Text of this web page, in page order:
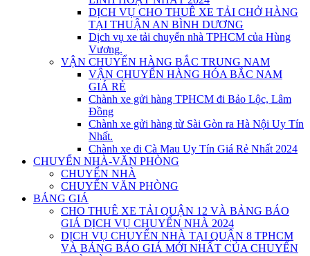
DỊCH VỤ CHO THUÊ XE TẢI CHỞ HÀNG
TẠI THUẬN AN BÌNH DƯƠNG
Dịch vụ xe tải chuyển nhà TPHCM của Hùng
Vương.
VẬN CHUYỂN HÀNG BẮC TRUNG NAM
VẬN CHUYỂN HÀNG HÓA BẮC NAM
GIÁ RẺ
Chành xe gửi hàng TPHCM đi Bảo Lộc, Lâm
Đồng
Chành xe gửi hàng từ Sài Gòn ra Hà Nội Uy Tín
Nhất.
Chành xe đi Cà Mau Uy Tín Giá Rẻ Nhất 2024
CHUYỂN NHÀ-VĂN PHÒNG
CHUYỂN NHÀ
CHUYỂN VĂN PHÒNG
BẢNG GIÁ
CHO THUÊ XE TẢI QUẬN 12 VÀ BẢNG BÁO
GIÁ DỊCH VỤ CHUYỂN NHÀ 2024
DỊCH VỤ CHUYỂN NHÀ TẠI QUẬN 8 TPHCM
VÀ BẢNG BÁO GIÁ MỚI NHẤT CỦA CHUYỂN